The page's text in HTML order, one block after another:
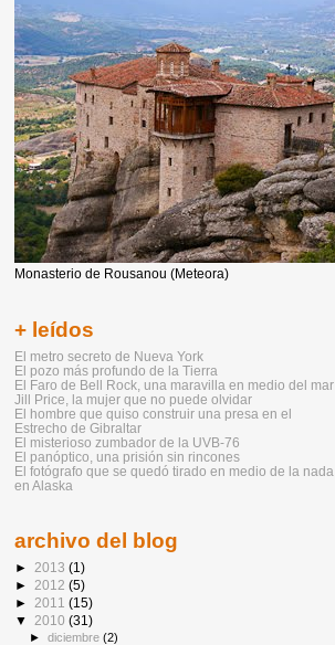
Monasterio de Rousanou (Meteora)
+ leídos
El metro secreto de Nueva York
El pozo más profundo de la Tierra
El Faro de Bell Rock, una maravilla en medio del mar
Jill Price, la mujer que no puede olvidar
El hombre que quiso construir una presa en el
Estrecho de Gibraltar
El misterioso zumbador de la UVB-76
El panóptico, una prisión sin rincones
El fotógrafo que se quedó tirado en medio de la nada
en Alaska
archivo del blog
► 2013 (1)
► 2012 (5)
► 2011 (15)
▼ 2010 (31)
►diciembre(2)